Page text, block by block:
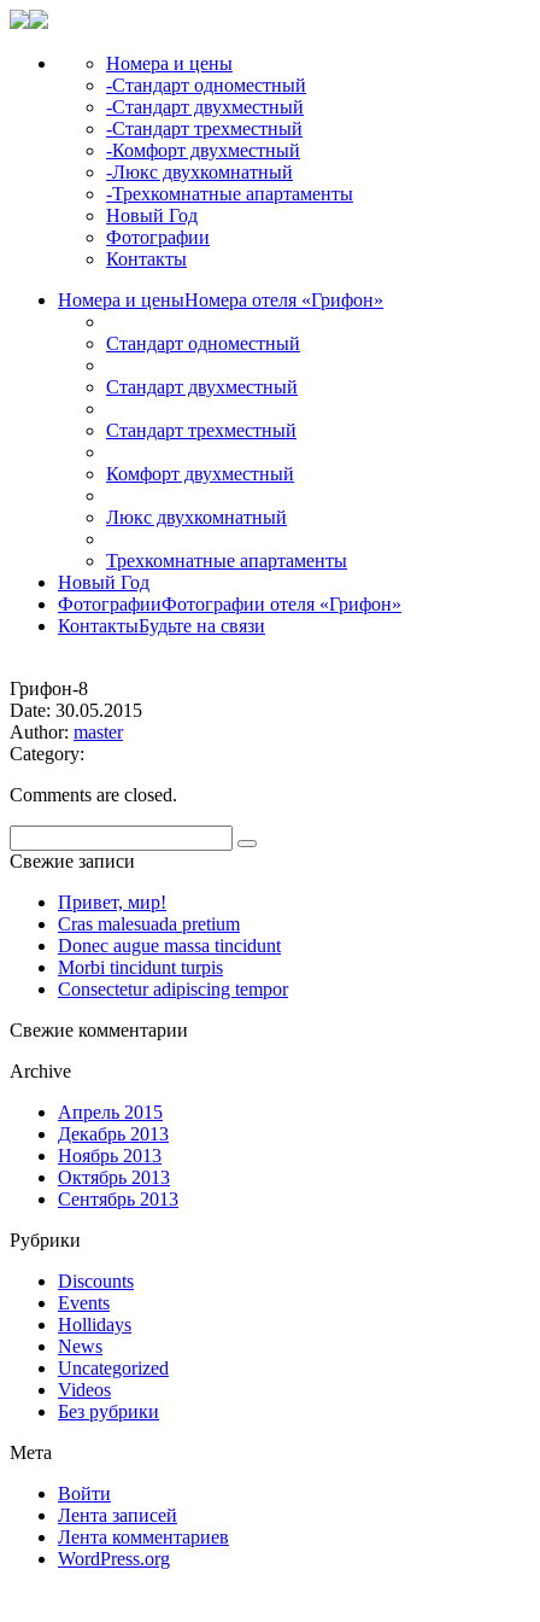
Номера и цены
-Стандарт одноместный
-Стандарт двухместный
-Стандарт трехместный
-Комфорт двухместный
-Люкс двухкомнатный
-Трехкомнатные апартаменты
Новый Год
Фотографии
Контакты
Номера и ценыНомера отеля «Грифон»
Стандарт одноместный
Стандарт двухместный
Стандарт трехместный
Комфорт двухместный
Люкс двухкомнатный
Трехкомнатные апартаменты
Новый Год
ФотографииФотографии отеля «Грифон»
КонтактыБудьте на связи
Грифон-8
Date: 30.05.2015
Author: master
Category:
Comments are closed.
for:
Свежие записи
Привет, мир!
Cras malesuada pretium
Donec augue massa tincidunt
Morbi tincidunt turpis
Consectetur adipiscing tempor
Свежие комментарии
Archive
Апрель 2015
Декабрь 2013
Ноябрь 2013
Октябрь 2013
Сентябрь 2013
Рубрики
Discounts
Events
Hollidays
News
Uncategorized
Videos
Без рубрики
Мета
Войти
Лента записей
Лента комментариев
WordPress.org